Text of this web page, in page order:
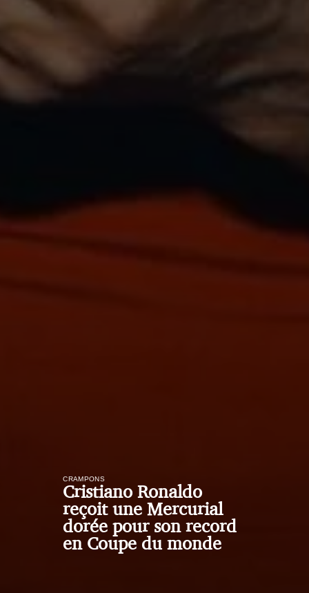
CRAMPONS
Cristiano Ronaldo
reçoit une Mercurial
dorée pour son record
en Coupe du monde